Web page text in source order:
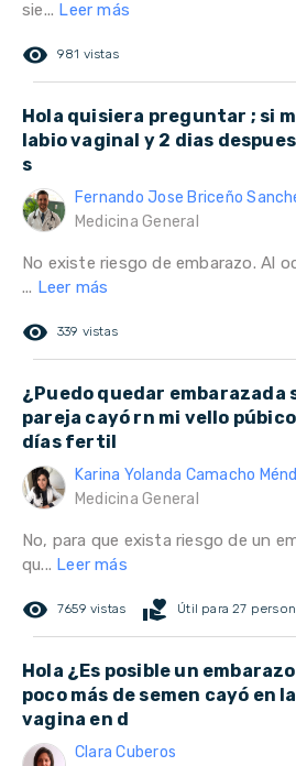
sie... Leer más
remove_red_eye 981 vistas
Hola quisiera preguntar ; si
labio vaginal y 2 dias
s
Fernando Jose Briceño
Medicina General
No existe riesgo de embarazo. Al
... Leer más
remove_red_eye 339 vistas
¿Puedo quedar embarazada
pareja cayó rn mi vello
días fertil
Karina Yolanda Camacho
Medicina General
No, para que exista riesgo de un
qu... Leer más
remove_red_eye 7659 vistas volunteer_activism Útil para 27
Hola ¿Es posible un
poco más de semen cayó en
vagina en d
Clara Cuberos